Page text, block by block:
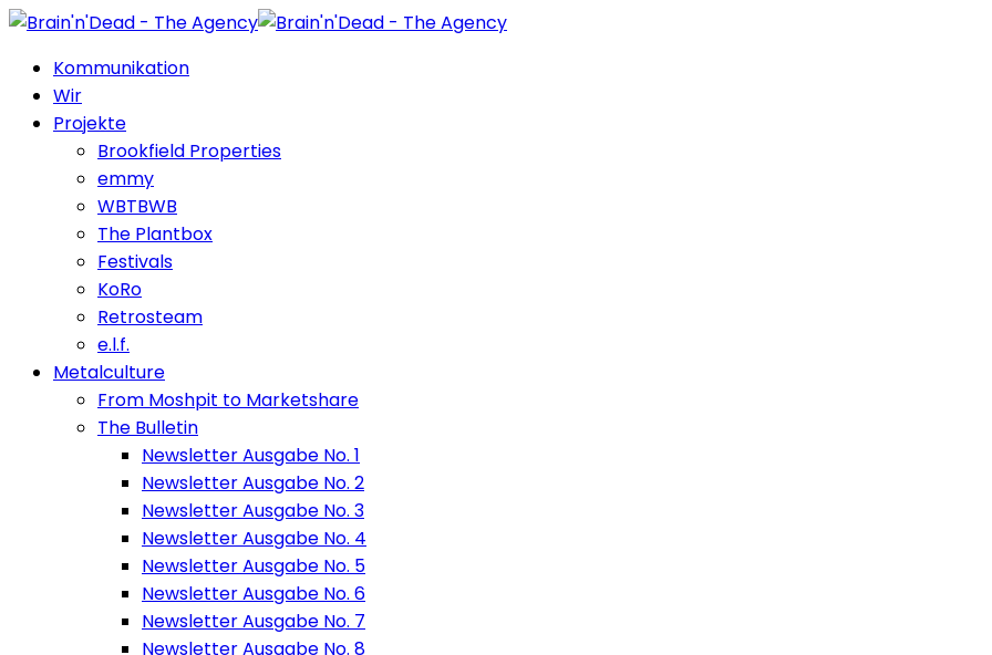
Kommunikation
Wir
Projekte
Brookfield Properties
emmy
WBTBWB
The Plantbox
Festivals
KoRo
Retrosteam
e.l.f.
Metalculture
From Moshpit to Marketshare
The Bulletin
Newsletter Ausgabe No. 1
Newsletter Ausgabe No. 2
Newsletter Ausgabe No. 3
Newsletter Ausgabe No. 4
Newsletter Ausgabe No. 5
Newsletter Ausgabe No. 6
Newsletter Ausgabe No. 7
Newsletter Ausgabe No. 8